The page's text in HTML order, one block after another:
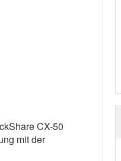
CX-50
mit der